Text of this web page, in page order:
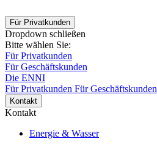
Für Privatkunden
Dropdown schließen
Bitte wählen Sie:
Für Privatkunden
Für Geschäftskunden
Die ENNI
Für Privatkunden Für Geschäftskunden
Kontakt
Kontakt
Energie & Wasser